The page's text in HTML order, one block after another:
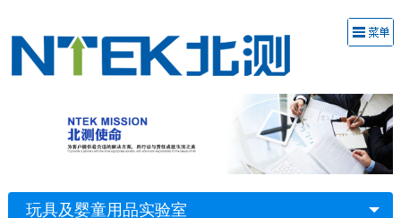
玩具及婴童用品实验室